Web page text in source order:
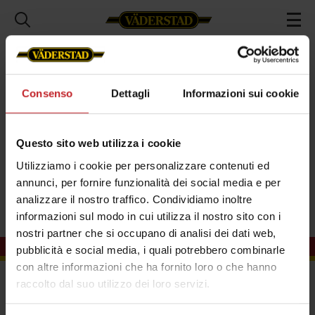
Consenso Dettagli Informazioni sui cookie
Questo sito web utilizza i cookie
Utilizziamo i cookie per personalizzare contenuti ed
annunci, per fornire funzionalità dei social media e per
analizzare il nostro traffico. Condividiamo inoltre
informazioni sul modo in cui utilizza il nostro sito con i
nostri partner che si occupano di analisi dei dati web,
pubblicità e social media, i quali potrebbero combinarle
con altre informazioni che ha fornito loro o che hanno
raccolto dal suo utilizzo dei loro servizi.
Riguardo a noi
Archivio delle novità
Internazionale
L’importatore Väderstad per l’Italia